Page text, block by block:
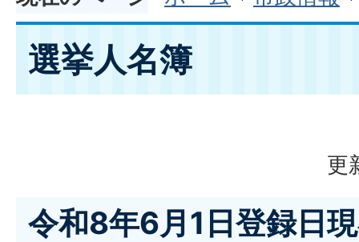
選挙人名簿
更
令和8年6月1日登録日